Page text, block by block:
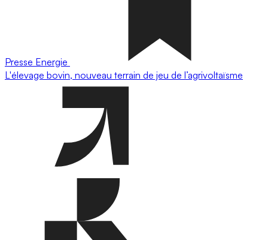
Presse Energie
L'élevage bovin, nouveau terrain de jeu de l’agrivoltaïsme